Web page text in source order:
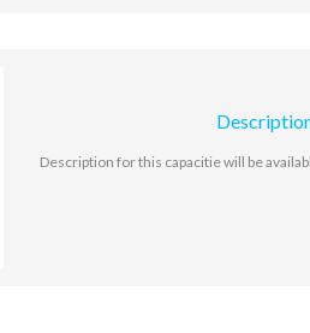
Description for this capacitie will be